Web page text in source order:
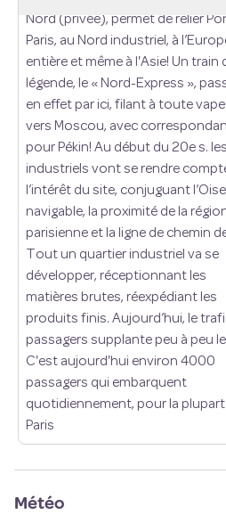
Nord (privée), permet de relier
Paris, au Nord industriel, à
entière et même à l'Asie! Un train
légende, le « Nord-Express »,
en effet par ici, filant à toute
vers Moscou, avec
pour Pékin! Au début du 20e s. les
industriels vont se rendre
l’intérêt du site, conjuguant l’Oise
navigable, la proximité de la
parisienne et la ligne de chemin
Tout un quartier industriel va se
développer, réceptionnant les
matières brutes, réexpédiant les
produits finis. Aujourd’hui, le
passagers supplante peu à peu
C'est aujourd'hui environ 4000
passagers qui embarquent
quotidiennement, pour la plupart
Paris
Météo